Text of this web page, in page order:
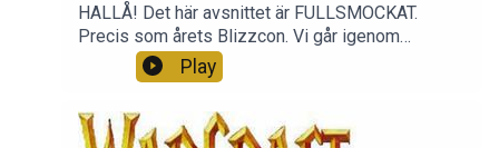
HALLÅ! Det här avsnittet är FULLSMOCKAT.
Precis som årets Blizzcon. Vi går igenom
nyheterna, svarar på era frågor och får oplanerat
besök av Linn som ger Andreas två minst sagt
Play